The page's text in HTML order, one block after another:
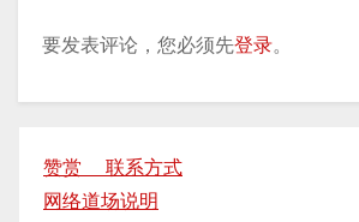
要发表评论，您必须先登录。
赞赏 联系方式
网络道场说明